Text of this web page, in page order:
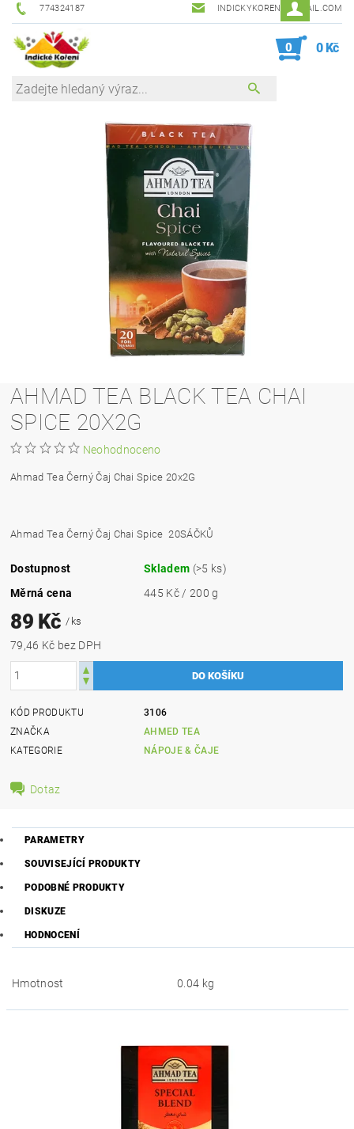
774324187 INDICKYKORENI@GMAIL.COM
0 0 Kč
AHMAD TEA BLACK TEA CHAI
SPICE 20X2G
Neohodnoceno
Ahmad Tea Černý Čaj Chai Spice 20x2G
Ahmad Tea Černý Čaj Chai Spice 20SÁČKŮ
Dostupnost Skladem (>5 ks)
Měrná cena
445 Kč / 200 g
89 Kč/ ks
79,46 Kč bez DPH
KÓD PRODUKTU
3106
ZNAČKA
AHMED TEA
KATEGORIE
NÁPOJE & ČAJE
Dotaz
PARAMETRY
SOUVISEJÍCÍ PRODUKTY
PODOBNÉ PRODUKTY
DISKUZE
HODNOCENÍ
Hmotnost 0.04 kg